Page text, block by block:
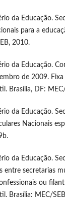
da Educação.
para a
2010.
da Educação.
de 2009.
Brasília, DF:
da Educação.
Nacionais
da Educação.
entre secretarias
ou
Brasília: MEC/